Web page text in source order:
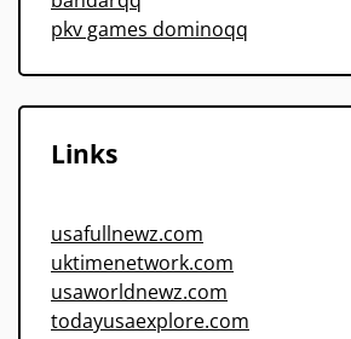
pkv games dominoqq
Links
usafullnewz.com
uktimenetwork.com
usaworldnewz.com
todayusaexplore.com